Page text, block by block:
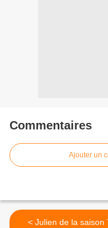
Commentaires
Ajouter un
< Julien de la saison 7